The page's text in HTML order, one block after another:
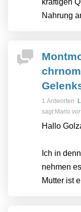
kräftigen
Nahrung
1 Antworten
sagt Mario vor
Hallo
Ich in
nehmen
Mutter ist